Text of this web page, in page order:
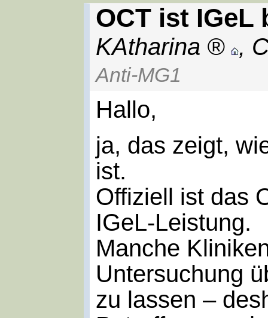
OCT ist IGeL
KAtharina ,
Anti-MG1
Hallo,
ja, das zeigt,
ist.
Offiziell ist das
IGeL-Leistung.
Manche
Untersuchung
zu lassen –